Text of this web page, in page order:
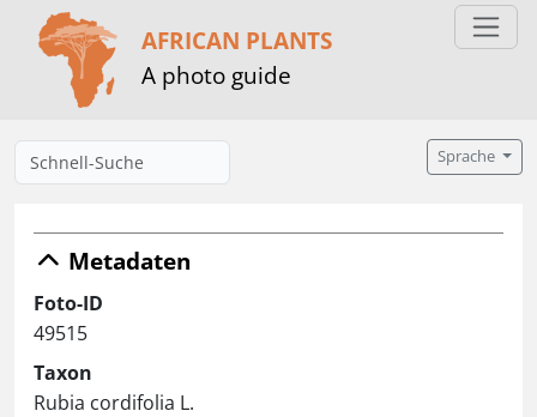
AFRICAN PLANTS
A photo guide
Sprache
Metadaten
Foto-ID
49515
Taxon
Rubia cordifolia L.